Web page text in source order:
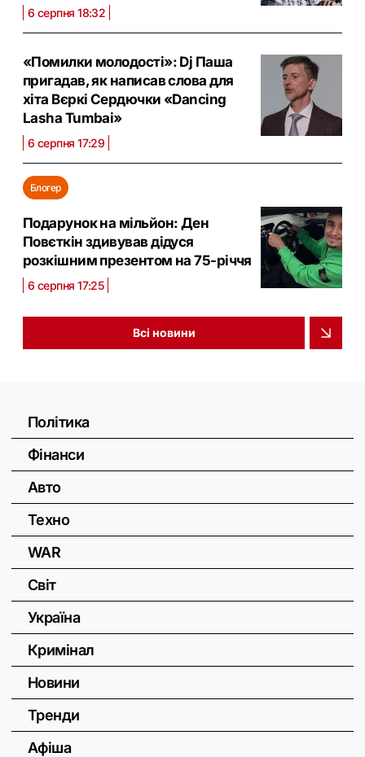
6 серпня 18:32
«Помилки молодості»: Dj Паша
пригадав, як написав слова для
хіта Вєркі Сердючки «Dancing
Lasha Tumbai»
6 серпня 17:29
Блогер
Подарунок на мільйон: Ден
Повєткін здивував дідуся
розкішним презентом на 75-річчя
6 серпня 17:25
Всі новини
Політика
Фінанси
Авто
Техно
WAR
Світ
Україна
Кримінал
Новини
Тренди
Афіша